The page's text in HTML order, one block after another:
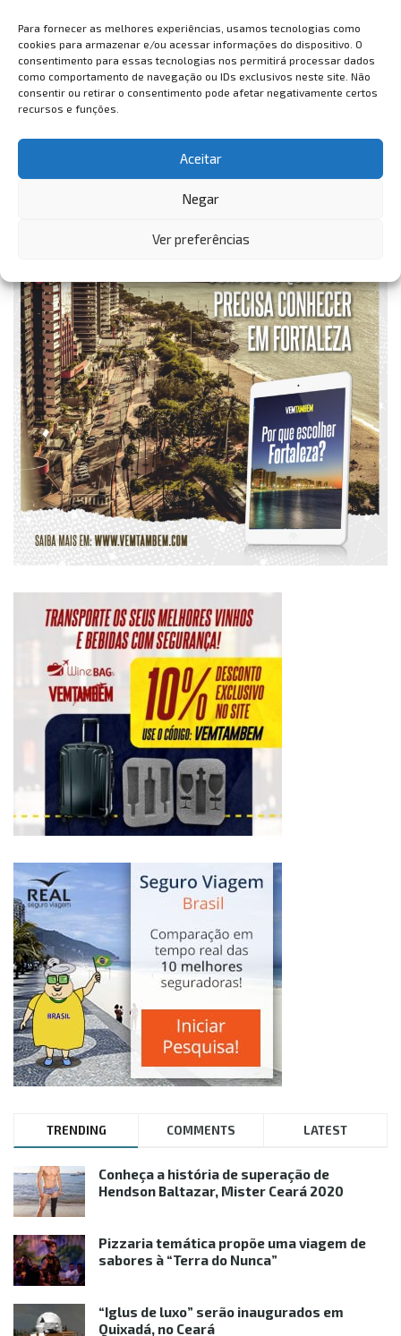
Para fornecer as melhores experiências, usamos tecnologias como
cookies para armazenar e/ou acessar informações do dispositivo. O
consentimento para essas tecnologias nos permitirá processar dados
como comportamento de navegação ou IDs exclusivos neste site. Não
consentir ou retirar o consentimento pode afetar negativamente certos
recursos e funções.
Aceitar
Negar
Ver preferências
TRENDING COMMENTS LATEST
Conheça a história de superação de
Hendson Baltazar, Mister Ceará 2020
Pizzaria temática propõe uma viagem de
sabores à “Terra do Nunca”
“Iglus de luxo” serão inaugurados em
Quixadá, no Ceará